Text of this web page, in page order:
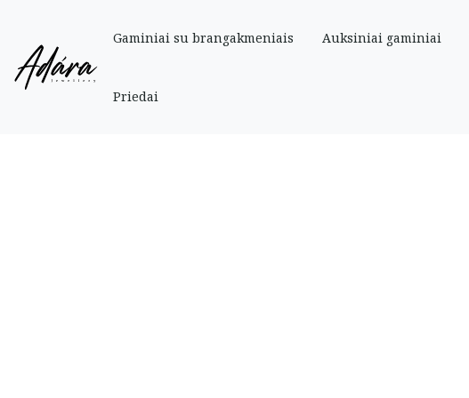
Gaminiai su brangakmeniais Auksiniai gaminiai
Priedai
Pradinis Parduotuve » Auksiniai